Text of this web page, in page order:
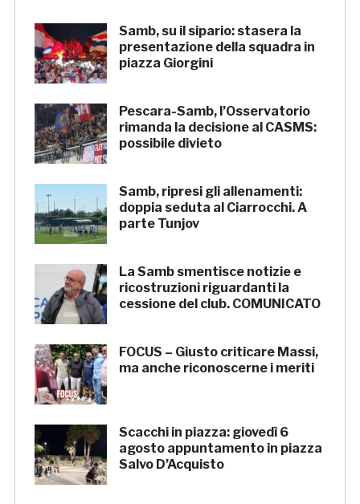
Samb, su il sipario: stasera la
presentazione della squadra in
piazza Giorgini
Pescara-Samb, l’Osservatorio
rimanda la decisione al CASMS:
possibile divieto
Samb, ripresi gli allenamenti:
doppia seduta al Ciarrocchi. A
parte Tunjov
La Samb smentisce notizie e
ricostruzioni riguardanti la
cessione del club. COMUNICATO
FOCUS – Giusto criticare Massi,
ma anche riconoscerne i meriti
Scacchi in piazza: giovedì 6
agosto appuntamento in piazza
Salvo D’Acquisto